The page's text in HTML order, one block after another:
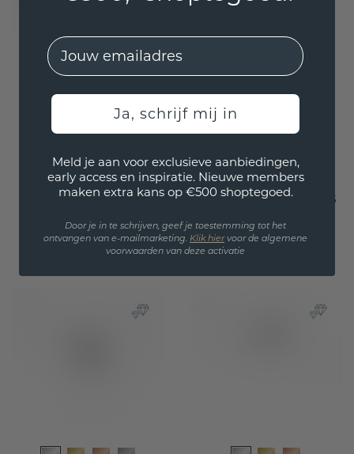
Hanger Sam EME 585
witgoud rookkwarts
7x5 mm
€ 275,-
Hanger Julia 585
witgoud rookkwarts 5
mm
€ 207,20
EMail
Ja, schrijf mij in
Meld je aan voor exclusieve aanbiedingen,
early access en inspiratie. Nieuwe members
maken extra kans op €500 shoptegoed.
Door je in te schrijven, geef je toestemming tot het
ontvangen van e-mailmarketing. Klik hiervoor de algemene
voorwaarden van deze activatie